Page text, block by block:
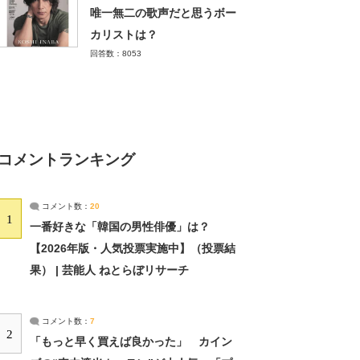
唯一無二の歌声だと思うボー
カリストは？
回答数：8053
コメントランキング
1
コメント数： 20
一番好きな「韓国の男性俳優」は？
【2026年版・人気投票実施中】（投票結
果） | 芸能人 ねとらぼリサーチ
2
コメント数： 7
「もっと早く買えば良かった」 カイン